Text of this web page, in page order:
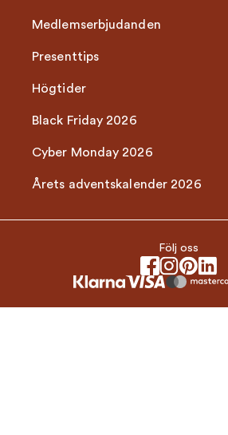
Medlemserbjudanden
Presenttips
Högtider
Black Friday 2026
Cyber Monday 2026
Årets adventskalender 2026
Följ oss